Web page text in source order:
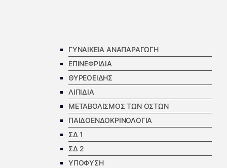
ΓΥΝΑΙΚΕΙΑ ΑΝΑΠΑΡΑΓΩΓΗ
ΕΠΙΝΕΦΡΙΔΙΑ
ΘΥΡΕΟΕΙΔΗΣ
ΛΙΠΙΔΙΑ
ΜΕΤΑΒΟΛΙΣΜΟΣ ΤΩΝ ΟΣΤΩΝ
ΠΑΙΔΟΕΝΔΟΚΡΙΝΟΛΟΓΙΑ
ΣΔ 1
ΣΔ 2
ΥΠΟΦΥΣΗ